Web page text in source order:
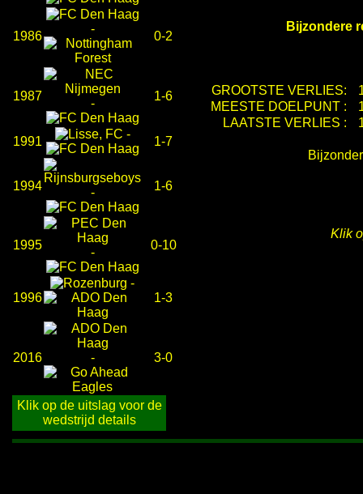
1986
-
0-2
1987
-
1-6
1991
-
1-7
1994 - 1-6
1995
-
0-10
1996
-
1-3
2016 - 3-0
Klik op de uitslag voor de
wedstrijd details
Bijzondere
GROOTSTE VERLIES:
MEESTE DOELPUNT :
LAATSTE VERLIES :
Klik